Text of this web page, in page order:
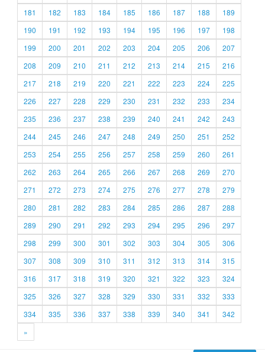
181
182 183 184 185 186 187 188
189
190
191 192 193 194 195 196 197
198
199
200 201 202 203 204 205 206
207
208
209 210 211 212 213 214 215
216
217
218 219 220 221 222 223 224
225
226
227 228 229 230 231 232 233
234
235
236 237 238 239 240 241 242
243
244
245 246 247 248 249 250 251
252
253
254 255 256 257 258 259 260
261
262
263 264 265 266 267 268 269
270
271
272 273 274 275 276 277 278
279
280
281 282 283 284 285 286 287
288
289
290 291 292 293 294 295 296
297
298
299 300 301 302 303 304 305
306
307
308 309 310 311 312 313 314
315
316
317 318 319 320 321 322 323
324
325
326 327 328 329 330 331 332
333
334
335 336 337 338 339 340 341
342
»